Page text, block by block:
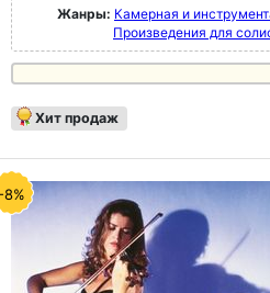
Жанры: Камерная и
Произведения для
Хит продаж
8%